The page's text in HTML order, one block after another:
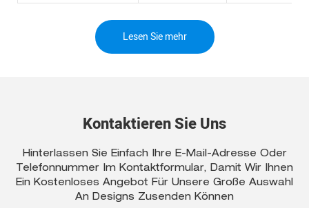
Lesen Sie mehr
Kontaktieren Sie Uns
Hinterlassen Sie Einfach Ihre E-Mail-Adresse Oder
Telefonnummer Im Kontaktformular, Damit Wir Ihnen
Ein Kostenloses Angebot Für Unsere Große Auswahl
An Designs Zusenden Können